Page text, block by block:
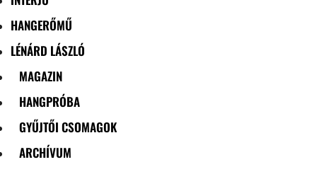
HANGERŐMŰ
LÉNÁRD LÁSZLÓ
MAGAZIN
HANGPRÓBA
GYŰJTŐI CSOMAGOK
ARCHÍVUM